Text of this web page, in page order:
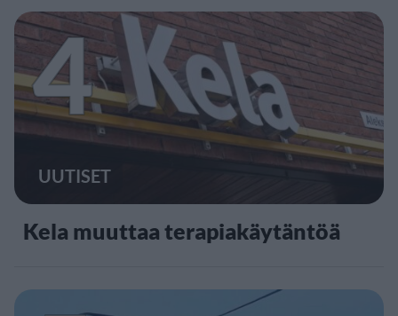
4
UUTISET
Kela muuttaa terapiakäytäntöä